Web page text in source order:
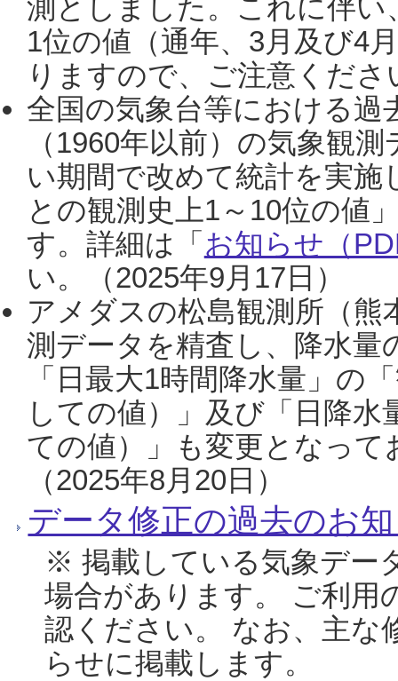
測としました。これに伴い
1位の値（通年、3月及び4
りますので、ご注意くだ
全国の気象台等における過
（1960年以前）の気象観
い期間で改めて統計を実
との観測史上1～10位の値
す。詳細は「 お知らせ（
い。（2025年9月17日）
アメダスの松島観測所（熊
測データを精査し、降水
「日最大1時間降水量」の
しての値）」及び「日降
ての値）」も変更となっ
（2025年8月20日）
データ修正の過去のお
※ 掲載している気象デー
場合があります。 ご利用
認ください。 なお、主な
らせに掲載します。